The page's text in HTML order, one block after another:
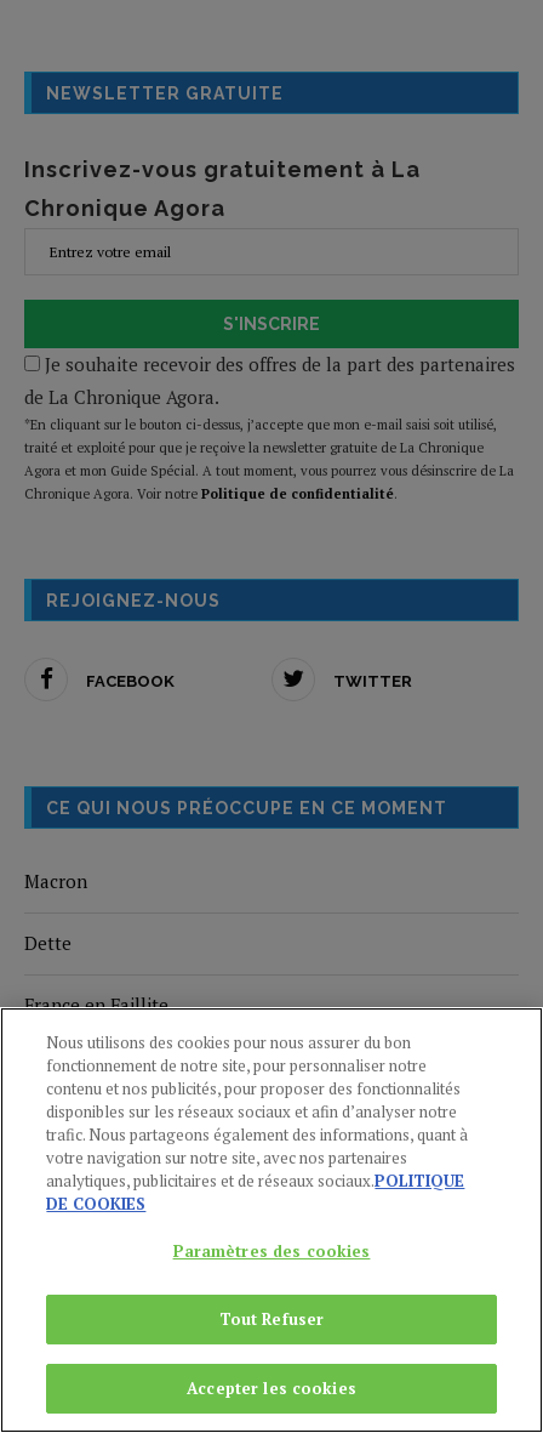
NEWSLETTER GRATUITE
Inscrivez-vous gratuitement à La
Chronique Agora
S'INSCRIRE
Je souhaite recevoir des offres de la part des partenaires
de La Chronique Agora.
*En cliquant sur le bouton ci-dessus, j’accepte que mon e-mail saisi soit utilisé,
traité et exploité pour que je reçoive la newsletter gratuite de La Chronique
Agora et mon Guide Spécial. A tout moment, vous pourrez vous désinscrire de La
Chronique Agora. Voir notre Politique de confidentialité.
REJOIGNEZ-NOUS
FACEBOOK TWITTER
CE QUI NOUS PRÉOCCUPE EN CE MOMENT
Macron
Dette
France en Faillite
Zone euro
Société sans cash
Guerre des monnaies
Guerre Commerciale
Nous utilisons des cookies pour nous assurer du bon
fonctionnement de notre site, pour personnaliser notre
contenu et nos publicités, pour proposer des fonctionnalités
disponibles sur les réseaux sociaux et afin d’analyser notre
trafic. Nous partageons également des informations, quant à
votre navigation sur notre site, avec nos partenaires
analytiques, publicitaires et de réseaux sociaux.POLITIQUE
DE COOKIES
Paramètres des cookies
Tout Refuser
Accepter les cookies